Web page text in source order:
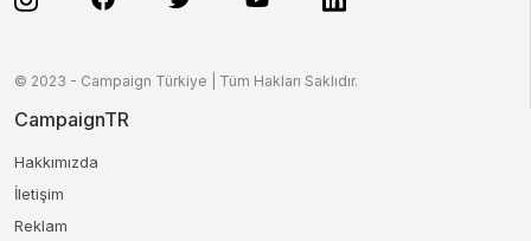
© 2023 - Campaign Türkiye | Tüm Hakları Saklıdır.
CampaignTR
Hakkımızda
İletişim
Reklam